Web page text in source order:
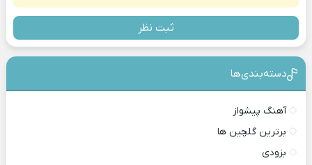
ثبت نظر
دسته‌بندی‎‌‌ها
آهنگ پیشواز
برترین گلچین ها
بزودی